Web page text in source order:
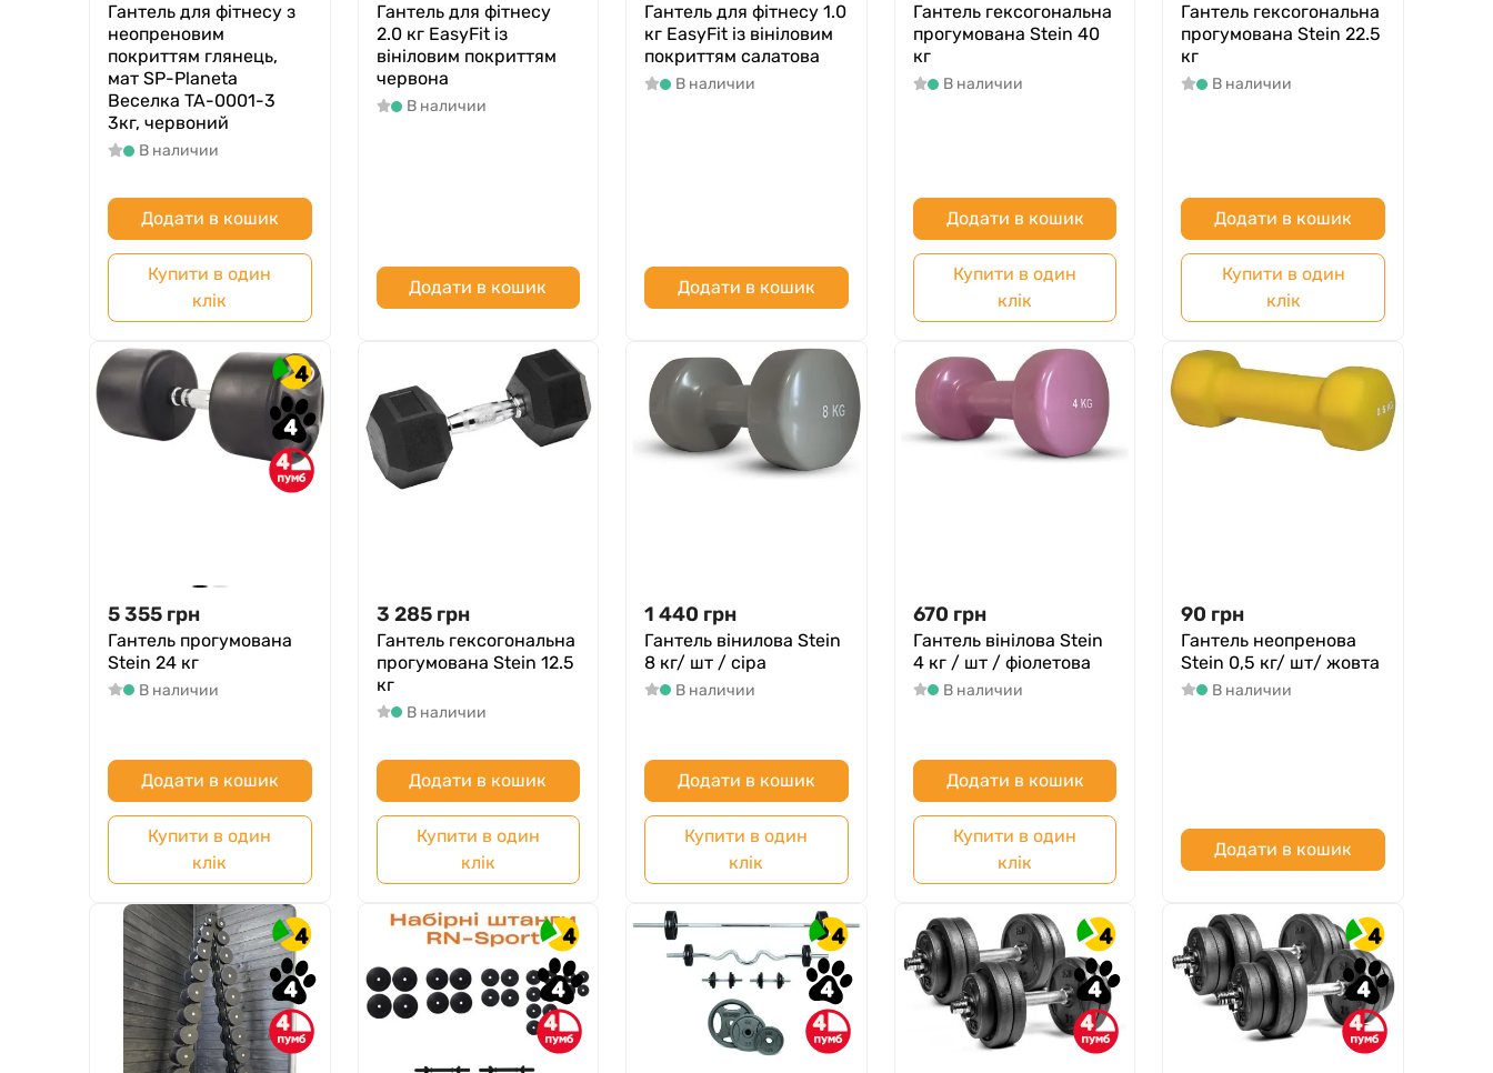
Гантель для фітнесу з
неопреновим
покриттям глянець,
мат SP-Planeta
Веселка TA-0001-3
3кг, червоний
В наличии
Додати в кошик
Купити в один
клік
Гантель для фітнесу
2.0 кг EasyFit із
вініловим покриттям
червона
В наличии
Додати в кошик
Гантель для фітнесу 1.0
кг EasyFit із вініловим
покриттям салатова
В наличии
Додати в кошик
Гантель гексогональна
прогумована Stein 40
кг
В наличии
Додати в кошик
Купити в один
клік
Гантель гексогональна
прогумована Stein 22.5
кг
В наличии
Додати в кошик
Купити в один
клік
4
4
4
5 355 грн
Гантель прогумована
Stein 24 кг
В наличии
Додати в кошик
Купити в один
клік
3 285 грн
Гантель гексогональна
прогумована Stein 12.5
кг
В наличии
Додати в кошик
Купити в один
клік
1 440 грн
Гантель вінилова Stein
8 кг/ шт / сіра
В наличии
Додати в кошик
Купити в один
клік
670 грн
Гантель вінілова Stein
4 кг / шт / фіолетова
В наличии
Додати в кошик
Купити в один
клік
90 грн
Гантель неопренова
Stein 0,5 кг/ шт/ жовта
В наличии
Додати в кошик
4
4
4
4
4
4
4
4
4
4
4
4
4
4
4